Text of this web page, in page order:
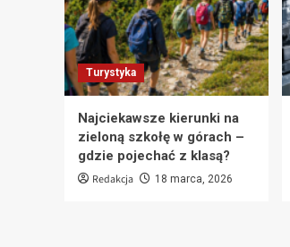
Turystyka
Najciekawsze kierunki na
zieloną szkołę w górach –
gdzie pojechać z klasą?
Redakcja 18 marca, 2026